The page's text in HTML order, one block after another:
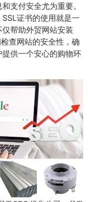
支付安全尤为重要。
证书的使用就是一
帮助外贸网站安装
查网站的安全性，确
供一个安心的购物环